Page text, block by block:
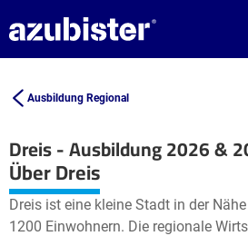
Ausbildung Regional
Dreis - Ausbildung 2026 &
+
−
Leaflet
Über Dreis
Dreis ist eine kleine Stadt in der
1200 Einwohnern. Die regionale